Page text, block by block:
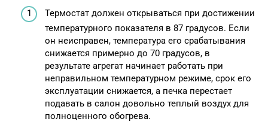
Термостат должен открываться при достижении
температурного показателя в 87 градусов. Если
он неисправен, температура его срабатывания
снижается примерно до 70 градусов, в
результате агрегат начинает работать при
неправильном температурном режиме, срок его
эксплуатации снижается, а печка перестает
подавать в салон довольно теплый воздух для
полноценного обогрева.